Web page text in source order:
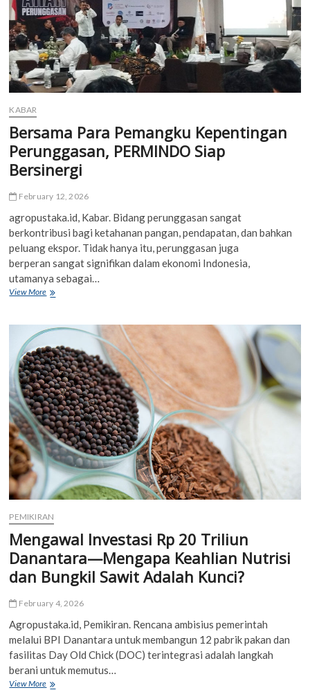
KABAR
Bersama Para Pemangku Kepentingan
Perunggasan, PERMINDO Siap
Bersinergi
February 12, 2026
agropustaka.id, Kabar. Bidang perunggasan sangat
berkontribusi bagi ketahanan pangan, pendapatan, dan bahkan
peluang ekspor. Tidak hanya itu, perunggasan juga
berperan sangat signifikan dalam ekonomi Indonesia,
utamanya sebagai…
View MoreBersama
Kepentingan
PERMINDO
Siap
Bersinergi
PEMIKIRAN
Mengawal Investasi Rp 20 Triliun
Danantara—Mengapa Keahlian Nutrisi
dan Bungkil Sawit Adalah Kunci?
February 4, 2026
Agropustaka.id, Pemikiran. Rencana ambisius pemerintah
melalui BPI Danantara untuk membangun 12 pabrik pakan dan
fasilitas Day Old Chick (DOC) terintegrasi adalah langkah
berani untuk memutus…
View MoreMengawal